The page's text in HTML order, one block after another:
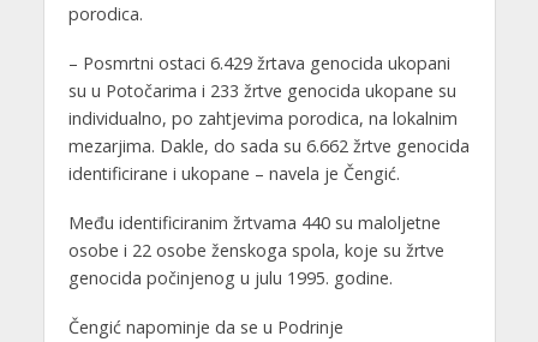
porodica.
– Posmrtni ostaci 6.429 žrtava genocida ukopani
su u Potočarima i 233 žrtve genocida ukopane su
individualno, po zahtjevima porodica, na lokalnim
mezarjima. Dakle, do sada su 6.662 žrtve genocida
identificirane i ukopane – navela je Čengić.
Među identificiranim žrtvama 440 su maloljetne
osobe i 22 osobe ženskoga spola, koje su žrtve
genocida počinjenog u julu 1995. godine.
Čengić napominje da se u Podrinje